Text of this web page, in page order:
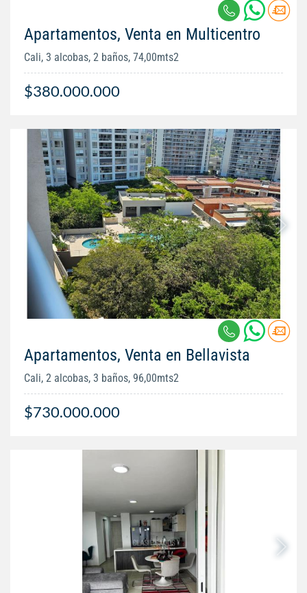
Apartamentos, Venta en Multicentro
Cali, 3 alcobas, 2 baños, 74,00mts2
$380.000.000
Apartamentos, Venta en Bellavista
Cali, 2 alcobas, 3 baños, 96,00mts2
$730.000.000